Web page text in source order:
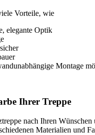
Vorteile, wie
elegante Optik
Montage
Ihrer Treppe
nach Ihren Wünschen
Materialien und